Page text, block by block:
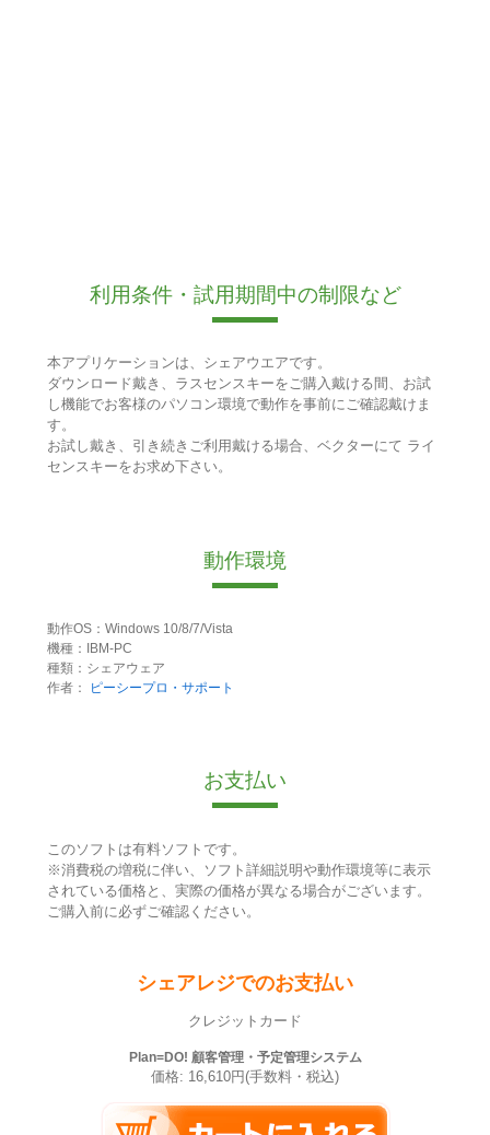
利用条件・試用期間中の制限など
本アプリケーションは、シェアウエアです。
ダウンロード戴き、ラスセンスキーをご購入戴ける間、お試
し機能でお客様のパソコン環境で動作を事前にご確認戴けま
す。
お試し戴き、引き続きご利用戴ける場合、ベクターにて ライ
センスキーをお求め下さい。
動作環境
動作OS：Windows 10/8/7/Vista
機種：IBM-PC
種類：シェアウェア
作者：
ピーシープロ・サポート
お支払い
このソフトは有料ソフトです。
※消費税の増税に伴い、ソフト詳細説明や動作環境等に表示
されている価格と、実際の価格が異なる場合がございます。
ご購入前に必ずご確認ください。
シェアレジでのお支払い
クレジットカード
Plan=DO! 顧客管理・予定管理システム
価格: 16,610円(手数料・税込)